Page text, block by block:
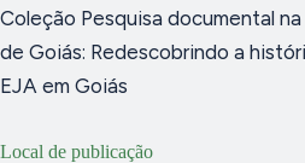
Coleção Pesquisa documental
de Goiás: Redescobrindo a
EJA em Goiás
Local de publicação